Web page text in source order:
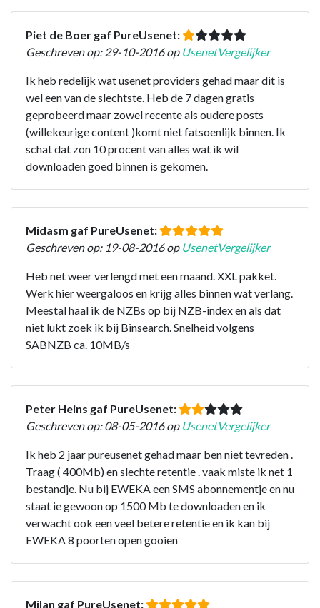
Piet de Boer gaf PureUsenet:
Geschreven op: 29-10-2016 op UsenetVergelijker
Ik heb redelijk wat usenet providers gehad maar dit is
wel een van de slechtste. Heb de 7 dagen gratis
geprobeerd maar zowel recente als oudere posts
(willekeurige content )komt niet fatsoenlijk binnen. Ik
schat dat zon 10 procent van alles wat ik wil
downloaden goed binnen is gekomen.
Midasm gaf PureUsenet:
Geschreven op: 19-08-2016 op UsenetVergelijker
Heb net weer verlengd met een maand. XXL pakket.
Werk hier weergaloos en krijg alles binnen wat verlang.
Meestal haal ik de NZBs op bij NZB-index en als dat
niet lukt zoek ik bij Binsearch. Snelheid volgens
SABNZB ca. 10MB/s
Peter Heins gaf PureUsenet:
Geschreven op: 08-05-2016 op UsenetVergelijker
Ik heb 2 jaar pureusenet gehad maar ben niet tevreden .
Traag ( 400Mb) en slechte retentie . vaak miste ik net 1
bestandje. Nu bij EWEKA een SMS abonnementje en nu
staat ie gewoon op 1500 Mb te downloaden en ik
verwacht ook een veel betere retentie en ik kan bij
EWEKA 8 poorten open gooien
Milan gaf PureUsenet: